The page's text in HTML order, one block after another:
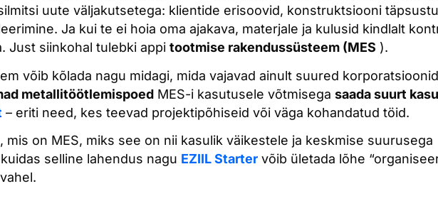
uute väljakutsetega: klientide erisoovid, konstruktsiooni
Ja kui te ei hoia oma ajakava, materjale ja kulusid kindlalt
Just siinkohal tulebki appi tootmise rakendussüsteem (MES ).
võib kõlada nagu midagi, mida vajavad ainult suured
metallitöötlemispoedMES-i kasutusele võtmisega saada suurt
– eriti need, kes teevad projektipõhiseid või väga kohandatud töid.
mis on MES, miks see on nii kasulik väikestele ja keskmise suurusega
selline lahendus nagu EZIIL Startervõib ületada lõhe